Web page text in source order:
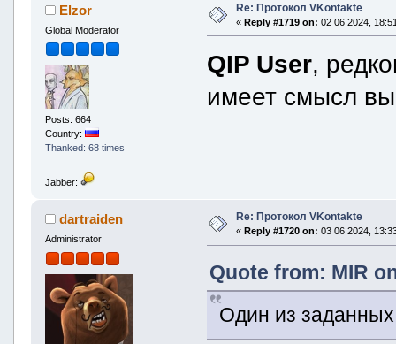
Elzor
Global Moderator
Posts: 664
Country:
Thanked: 68 times
Jabber:
Re: Протокол VKontakte
« Reply #1719 on: 02 06 2024,
QIP User,
имеет смысл
dartraiden
Administrator
Re: Протокол VKontakte
« Reply #1720 on: 03 06 2024,
Quote from: MIR
Один из заданных